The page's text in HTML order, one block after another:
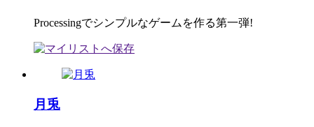
Processingでシンプルなゲームを作る第一弾!
月兎